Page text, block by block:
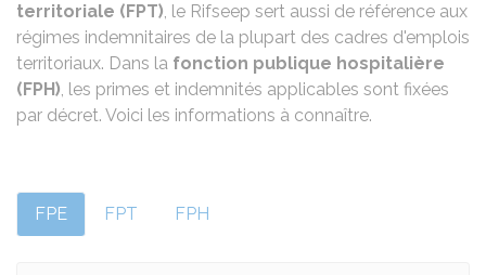
territoriale (FPT), le Rifseep sert aussi de référence aux
régimes indemnitaires de la plupart des cadres d'emplois
territoriaux. Dans la fonction publique hospitalière
(FPH), les primes et indemnités applicables sont fixées
par décret. Voici les informations à connaître.
FPE FPT FPH